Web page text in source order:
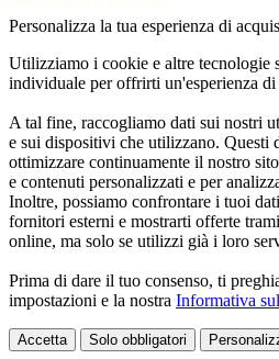
Personalizza la tua esperienza di
Utilizziamo i cookie e altre tecnologie
individuale per offrirti un'esperienza di
A tal fine, raccogliamo dati sui nostri
e sui dispositivi che utilizzano. Questi
ottimizzare continuamente il nostro
e contenuti personalizzati e per
Inoltre, possiamo confrontare i tuoi
fornitori esterni e mostrarti offerte
online, ma solo se utilizzi già i loro
Prima di dare il tuo consenso, ti
impostazioni e la nostra Informativa
Accetta Solo obbligatori